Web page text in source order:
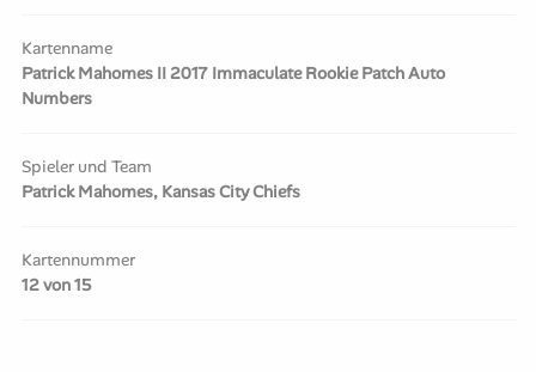
Kartenname
Patrick Mahomes II 2017 Immaculate Rookie Patch Auto
Numbers
Spieler und Team
Patrick Mahomes, Kansas City Chiefs
Kartennummer
12 von 15